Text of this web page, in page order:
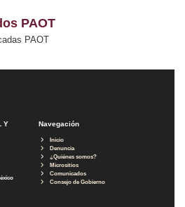
PAOT
PAOT
Y
Navegación
Inicio
Denuncia
¿Quiénes somos?
Micrositios
Comunicados
Consejo de Gobierno